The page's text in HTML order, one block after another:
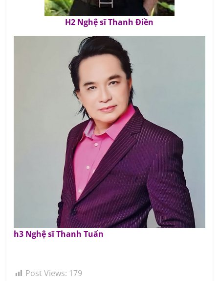
H2 Nghệ sĩ Thanh Điền
h3 Nghệ sĩ Thanh Tuấn
Post Views: 179